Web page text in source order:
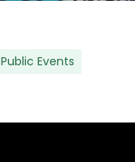
Public Events